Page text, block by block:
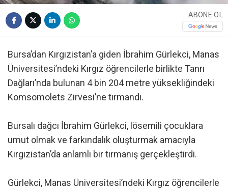
ABONE OL
Bursa’dan Kırgızistan’a giden İbrahim Gürlekci, Manas
Üniversitesi’ndeki Kırgız öğrencilerle birlikte Tanrı
Dağları’nda bulunan 4 bin 204 metre yüksekliğindeki
Komsomolets Zirvesi’ne tırmandı.
Bursalı dağcı İbrahim Gürlekci, lösemili çocuklara
umut olmak ve farkındalık oluşturmak amacıyla
Kırgızistan’da anlamlı bir tırmanış gerçekleştirdi.
Gürlekci, Manas Üniversitesi’ndeki Kırgız öğrencilerle